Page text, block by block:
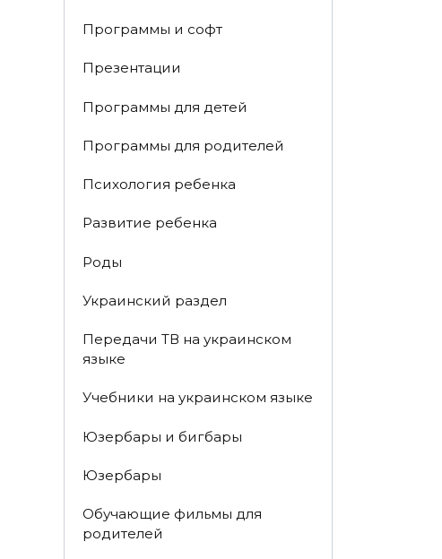
Программы и софт
Презентации
Программы для детей
Программы для родителей
Психология ребенка
Развитие ребенка
Роды
Украинский раздел
Передачи ТВ на украинском
языке
Учебники на украинском языке
Юзербары и бигбары
Юзербары
Обучающие фильмы для
родителей